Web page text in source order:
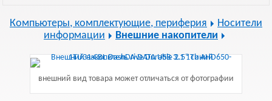
Компьютеры, комплектующие, периферия
Носители
информации
Внешние накопители
внешний вид товара может отличаться от фотографии